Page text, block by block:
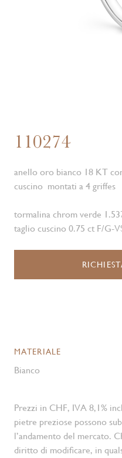
110274
anello oro bianco 18 KT
cuscino montati a 4 griffes
tormalina chrom verde
taglio cuscino 0.75 ct F/G-
MATERIALE
Bianco
Prezzi in CHF, IVA 8,1%
pietre preziose possono
l’andamento del mercato.
diritto di modificare, in